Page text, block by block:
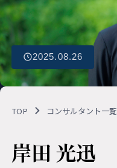
2025.08.26
TOP コンサルタント一覧
岸田 光迅